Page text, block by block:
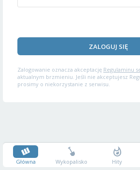
ZALOGUJ SIĘ
Zalogowanie oznacza akceptację Regulaminu
aktualnym brzmieniu. Jeśli nie akceptujesz
prosimy o niekorzystanie z serwisu.
Główna Wykopalisko Hity